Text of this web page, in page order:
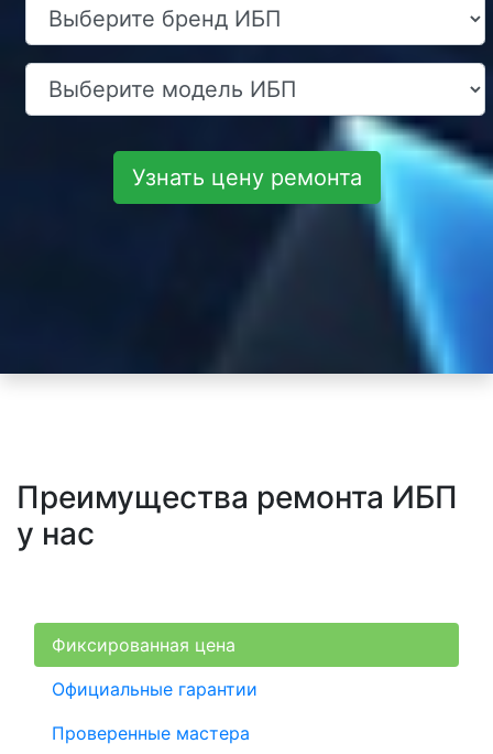
Узнать цену ремонта
Преимущества ремонта ИБП
у нас
Фиксированная цена
Официальные гарантии
Проверенные мастера